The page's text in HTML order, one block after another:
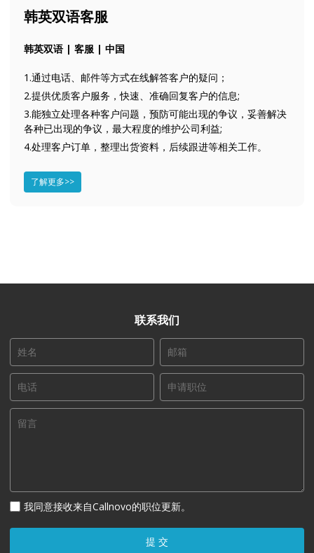
韩英双语客服
韩英双语 | 客服 | 中国
1.通过电话、邮件等方式在线解答客户的疑问；
2.提供优质客户服务，快速、准确回复客户的信息;
3.能独立处理各种客户问题，预防可能出现的争议，妥善解决
各种已出现的争议，最大程度的维护公司利益;
4.处理客户订单，整理出货资料，后续跟进等相关工作。
了解更多>>
联系我们
我同意接收来自Callnovo的职位更新。
提 交